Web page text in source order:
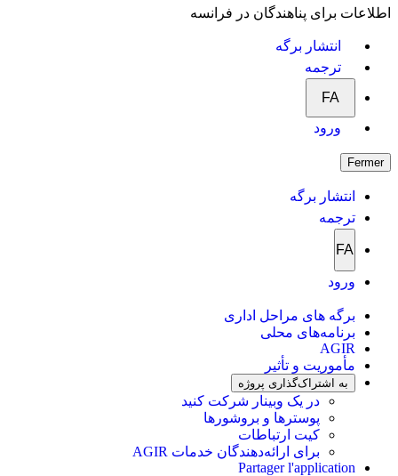
اطلاعات برای پناهندگان در فرانسه
انتشار برگه
ترجمه
FA
ورود
Fermer
انتشار برگه
ترجمه
FA
ورود
برگه های مراحل اداری
برنامه‌های محلی
AGIR
مأموریت و تأثیر
به اشتراک‌گذاری پروژه
در یک وبینار شرکت کنید
پوسترها و بروشورها
کیت ارتباطات
برای ارائه‌دهندگان خدمات AGIR
Partager l'application